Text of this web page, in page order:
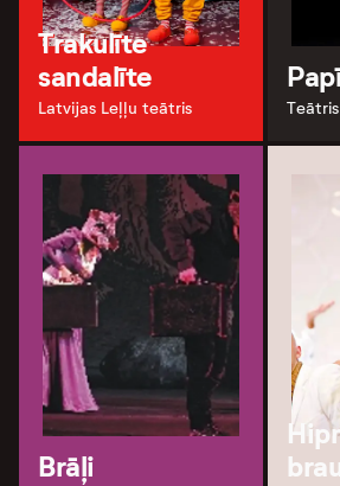
Trakulīte
sandalīte
Latvijas Leļļu teātris
Brāļi